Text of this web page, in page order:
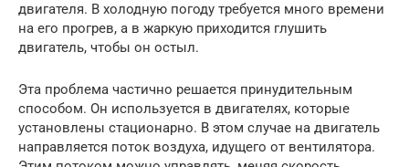
двигателя. В холодную погоду требуется много времени
на его прогрев, а в жаркую приходится глушить
двигатель, чтобы он остыл.
Эта проблема частично решается принудительным
способом. Он используется в двигателях, которые
установлены стационарно. В этом случае на двигатель
направляется поток воздуха, идущего от вентилятора.